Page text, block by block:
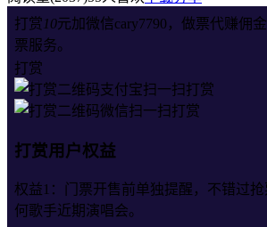
打赏 10元加微信cary7790，做票代赚佣
票服务。
打赏
支付宝扫一扫打赏
微信扫一扫打赏
打赏用户权益
权益1：门票开售前单独提醒，不错过
何歌手近期演唱会。